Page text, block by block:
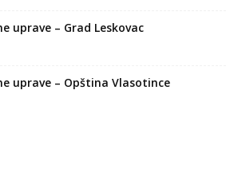
uprave – Grad Leskovac
uprave – Opština Vlasotince